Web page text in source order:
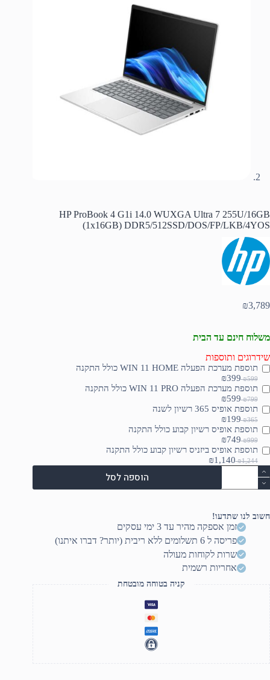
HP ProBook 4 G1i 14.0 WUXGA Ultra 7 255U/16GB
(1x16GB) DDR5/512SSD/DOS/FP/LKB/4YOS
₪3,789
משלוח חינם עד הבית
שידרוגים ותוספות
תוספת מערכת הפעלה WIN 11 HOME כולל התקנה
₪599
₪399
תוספת מערכת הפעלה WIN 11 PRO כולל התקנה
₪799
₪599
תוספת אופיס 365 רשיון לשנה
₪365
₪199
תוספת אופיס רשיון קבוע כולל התקנה
₪999
₪749
תוספת אופיס ביזניס רשיון קבוע כולל התקנה
₪1,244
₪1,140
כמות
של
HP
G1i
WUXGA
255U/16GB
הוספה לסל
חשוב לנו שתדעו!
זמן אספקה מהיר עד 3 ימי עסקים
פריסה ל 6 תשלומים ללא ריבית (יותר? דברו איתנו)
שרות לקוחות מעולה
אחריות רשמית
קניה בטוחה מובטחת